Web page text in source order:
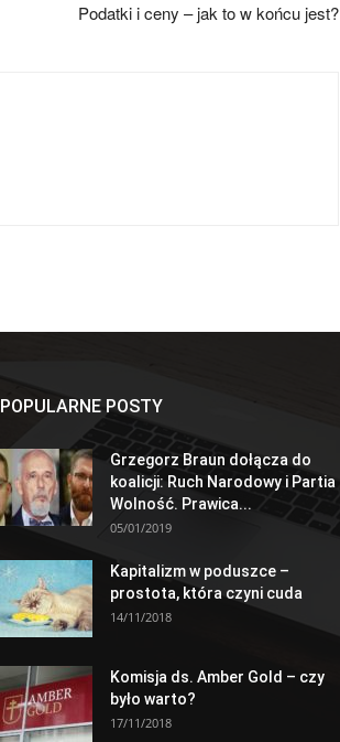
Podatki i ceny – jak to w końcu jest?
POPULARNE POSTY
Grzegorz Braun dołącza do
koalicji: Ruch Narodowy i Partia
Wolność. Prawica...
05/01/2019
Kapitalizm w poduszce –
prostota, która czyni cuda
14/11/2018
Komisja ds. Amber Gold – czy
było warto?
17/11/2018